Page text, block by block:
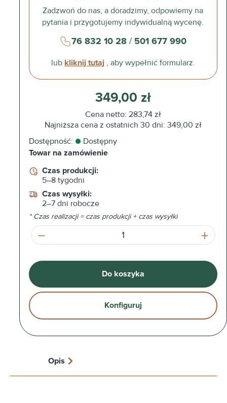
Zadzwoń do nas, a doradzimy, odpowiemy na
pytania i przygotujemy indywidualną wycenę.
76 832 10 28/ 501 677 990
lub kliknij tutaj , aby wypełnić formularz.
349,00 zł
Cena netto: 283,74 zł
Najniższa cena z ostatnich 30 dni: 349,00 zł
Dostępność:
Dostępny
Towar na zamówienie
Czas produkcji:
5–8 tygodni
Czas wysyłki:
2–7 dni robocze
* Czas realizacji = czas produkcji + czas wysyłki
Ilość produktu: Wprowadź żądaną
Do koszyka
Konfiguruj
Opis